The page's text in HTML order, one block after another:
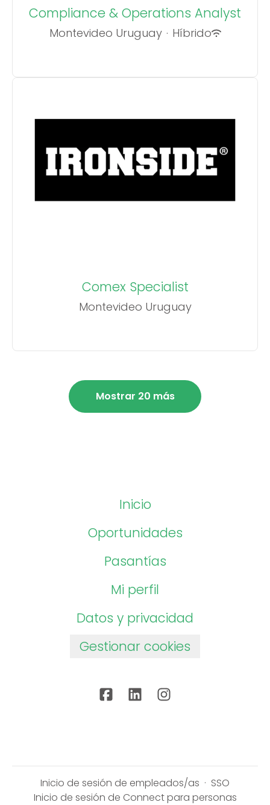
Compliance & Operations Analyst
Montevideo Uruguay · Híbrido
Comex Specialist
Montevideo Uruguay
Mostrar 20 más
Inicio
Oportunidades
Pasantías
Mi perfil
Datos y privacidad
Gestionar cookies
Inicio de sesión de empleados/as · SSO
Inicio de sesión de Connect para personas